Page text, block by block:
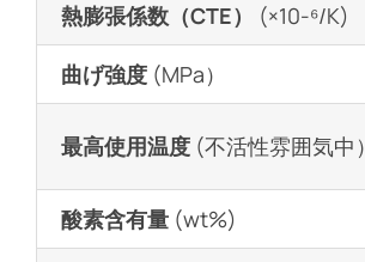
熱膨張係数（CTE） (×10-⁶/K)
曲げ強度 (MPa）
最高使用温度 (不活性雰囲気中）
酸素含有量 (wt%)